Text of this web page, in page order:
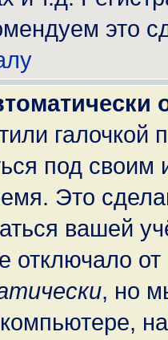
это
галочкой
под
Это
вашей
отключало
, но